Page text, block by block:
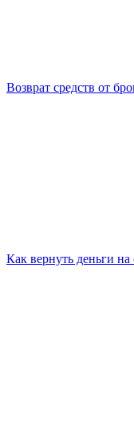
Возврат средств от
Как вернуть деньги на